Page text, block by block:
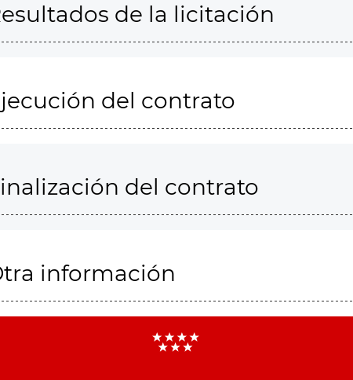
de la licitación
del contrato
del contrato
información